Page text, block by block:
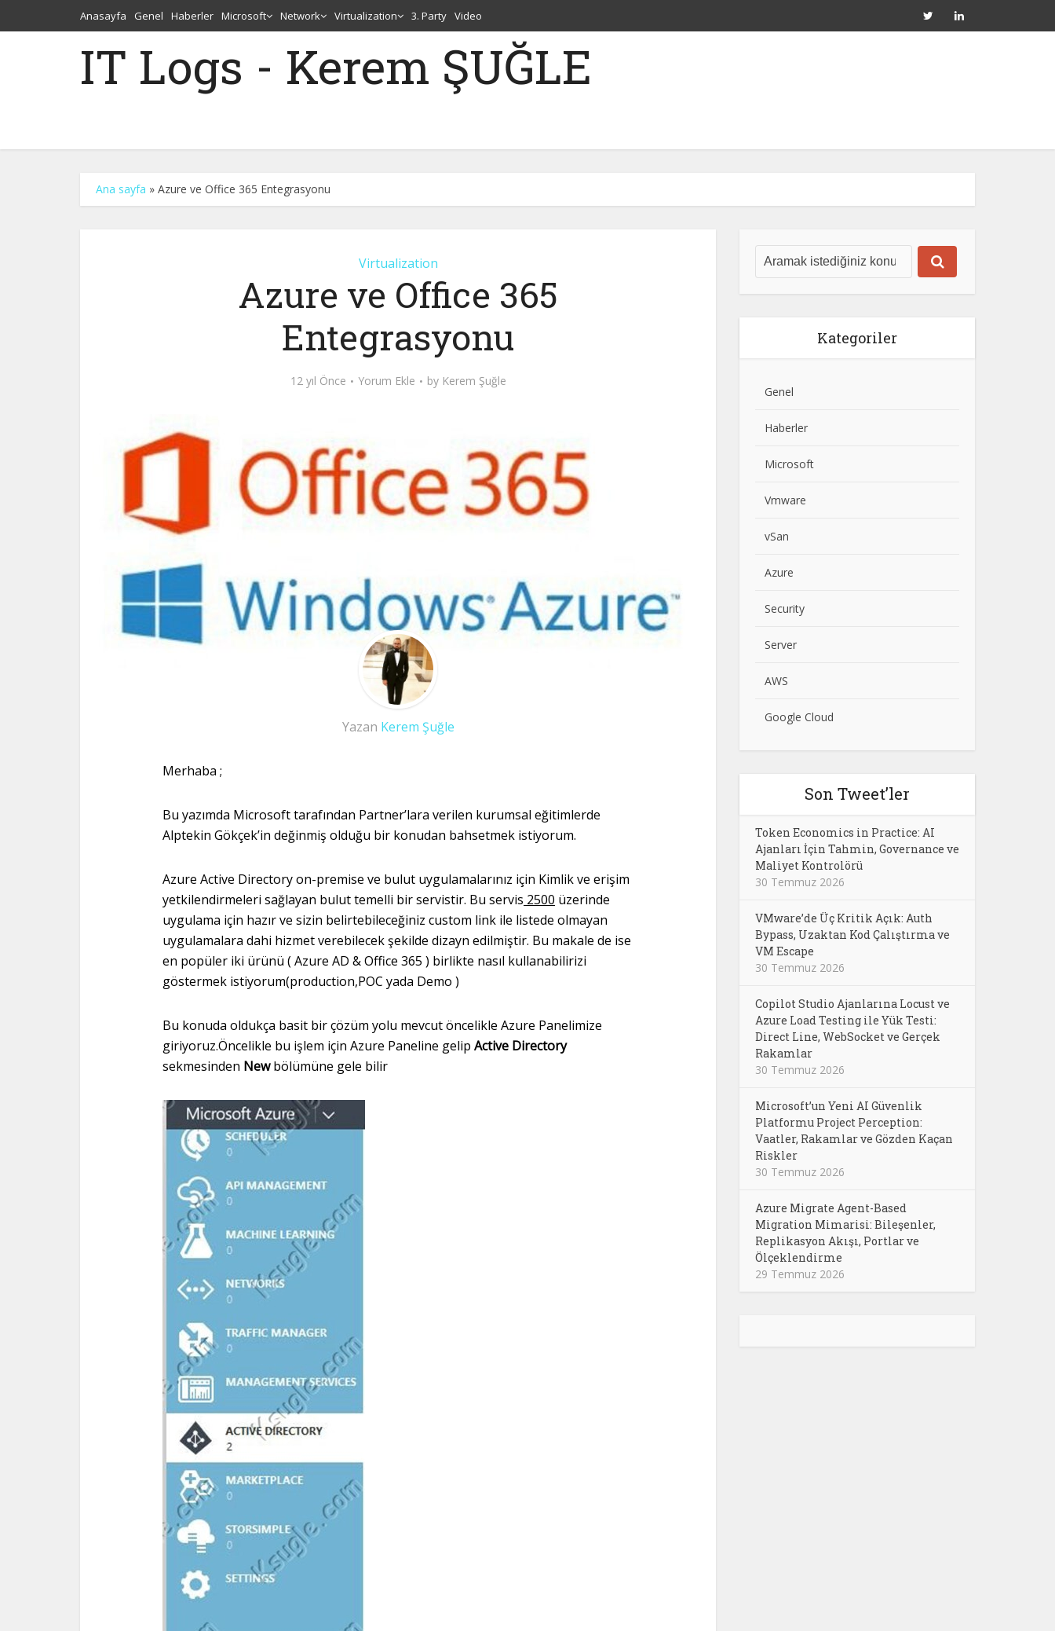
Anasayfa Genel Haberler Microsoft Network Virtualization 3. Party Video
IT Logs - Kerem ŞUĞLE
Ana sayfa » Azure ve Office 365 Entegrasyonu
Virtualization
Azure ve Office 365
Entegrasyonu
12 yıl Önce Yorum Ekle by Kerem Şuğle
Yazan Kerem Şuğle
Merhaba ;
Bu yazımda Microsoft tarafından Partner’lara verilen kurumsal eğitimlerde
Alptekin Gökçek’in değinmiş olduğu bir konudan bahsetmek istiyorum.
Azure Active Directory on-premise ve bulut uygulamalarınız için Kimlik ve erişim
yetkilendirmeleri sağlayan bulut temelli bir servistir. Bu servis 2500 üzerinde
uygulama için hazır ve sizin belirtebileceğiniz custom link ile listede olmayan
uygulamalara dahi hizmet verebilecek şekilde dizayn edilmiştir. Bu makale de ise
en popüler iki ürünü ( Azure AD & Office 365 ) birlikte nasıl kullanabilirizi
göstermek istiyorum(production,POC yada Demo )
Bu konuda oldukça basit bir çözüm yolu mevcut öncelikle Azure Panelimize
giriyoruz.Öncelikle bu işlem için Azure Paneline gelip Active Directory
sekmesinden Newbölümüne gele bilir
Kategoriler
Genel
Haberler
Microsoft
Vmware
vSan
Azure
Security
Server
AWS
Google Cloud
Son Tweet’ler
Token Economics in Practice: AI
Ajanları İçin Tahmin, Governance ve
Maliyet Kontrolörü
30 Temmuz 2026
VMware’de Üç Kritik Açık: Auth
Bypass, Uzaktan Kod Çalıştırma ve
VM Escape
30 Temmuz 2026
Copilot Studio Ajanlarına Locust ve
Azure Load Testing ile Yük Testi:
Direct Line, WebSocket ve Gerçek
Rakamlar
30 Temmuz 2026
Microsoft’un Yeni AI Güvenlik
Platformu Project Perception:
Vaatler, Rakamlar ve Gözden Kaçan
Riskler
30 Temmuz 2026
Azure Migrate Agent-Based
Migration Mimarisi: Bileşenler,
Replikasyon Akışı, Portlar ve
Ölçeklendirme
29 Temmuz 2026